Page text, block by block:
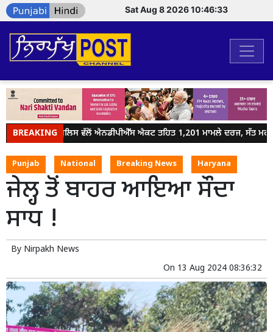
Sat Aug 8 2026 10:46:33
BREAKING
ਜਲੰਧਰ ਪੁਲਿਸ ਵੱਲੋਂ ਐਨਡੀਪੀਐੱਸ ਐਕਟ ਤਹਿਤ 1,201 ਮਾਮਲੇ ਦਰਜ, ਸੱਤ
Punjab National Breaking News Haryana
ਜੇਲ੍ਹ ਤੋਂ ਬਾਹਰ ਆਇਆ ਸੌਦਾ
ਸਾਧ !
By Nirpakh News
On 13 Aug 2024 08:36:32